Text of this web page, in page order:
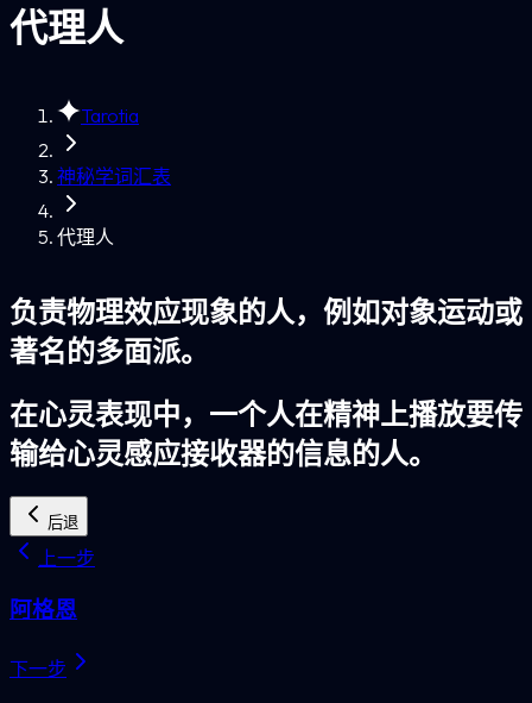
代理人
Tarotia
神秘学词汇表
代理人
负责物理效应现象的人，例如对象运动或
著名的多面派。
在心灵表现中，一个人在精神上播放要传
输给心灵感应接收器的信息的人。
后退
上一步
阿格恩
下一步